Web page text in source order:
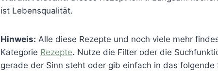
ist Lebensqualität.
Hinweis: Alle diese Rezepte und noch viele mehr
Kategorie Rezepte. Nutze die Filter oder die
gerade der Sinn steht oder gib einfach in das